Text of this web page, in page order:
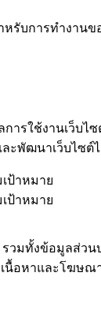
รับการทำงาน
ารใช้งานเว็บ
ละพัฒนาเว็บไซต์
ป้าหมาย
ป้าหมาย
รวมทั้งข้อมูลส่ว
เนื้อหาและโฆษ